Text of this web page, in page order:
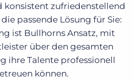
konsistent zufriedenstellend
passende Lösung für Sie:
ist Bullhorns Ansatz, mit
über den gesamten
ihre Talente professionell
können.